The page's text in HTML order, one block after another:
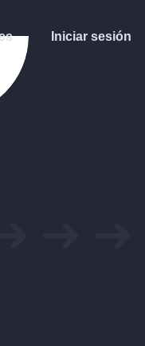
Iniciar sesión